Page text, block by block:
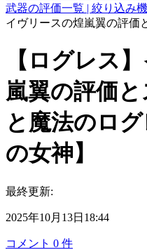
武器の評価一覧 | 絞り込み
イヴリースの煌嵐翼の評価
【ログレス
嵐翼の評価
と魔法のロ
の女神】
最終更新:
2025年10月13日18:44
コメント 0 件